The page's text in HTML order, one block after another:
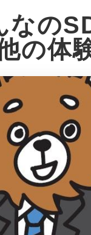
なの
の体
日立
滋賀県